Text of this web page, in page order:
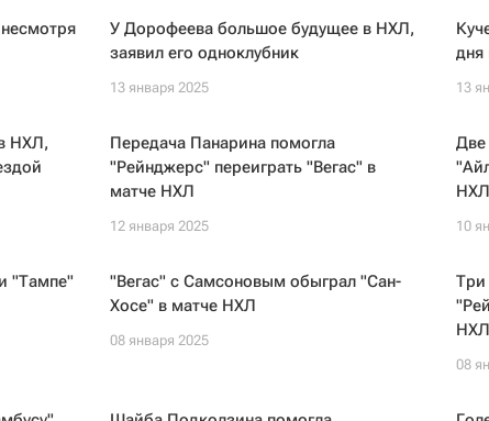
У Дорофеева большое будущее в НХЛ,
заявил его одноклубник
13 января 2025
дня
13
НХЛ,
Передача Панарина помогла
"Рейнджерс" переиграть "Вегас" в
матче НХЛ
12 января 2025
Две
НХЛ
10
"Тампе"
"Вегас" c Самсоновым обыграл "Сан-
Хосе" в матче НХЛ
08 января 2025
Три
НХЛ
08